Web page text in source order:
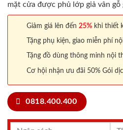
mặt cửa được phủ lớp giả vân
Giảm giá lên đến 25% khi thiết
Tặng phụ kiện, giao miễn phí
Tặng đồ dùng thông minh nội
Cơ hội nhận ưu đãi 50% Gói
0818.400.400